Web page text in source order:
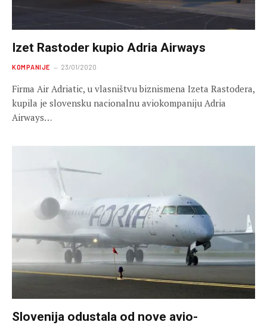
Izet Rastoder kupio Adria Airways
KOMPANIJE 23/01/2020
Firma Air Adriatic, u vlasništvu biznismena Izeta Rastodera,
kupila je slovensku nacionalnu aviokompaniju Adria
Airways…
Slovenija odustala od nove avio-